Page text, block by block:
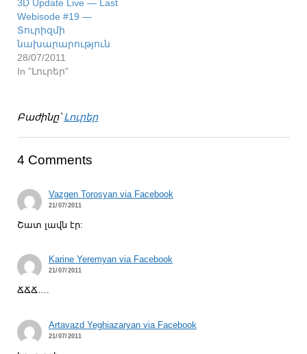
3D Update Live — Last
Webisode #19 —
Տուրիզմի
նախարարություն
28/07/2011
In "Լուրեր"
Բաժինը՝Լուրեր
4 Comments
Vazgen Torosyan via Facebook
21/07/2011
Շատ լավն էր:
Karine Yeremyan via Facebook
21/07/2011
ՃՃՃ….
Artavazd Yeghiazaryan via Facebook
21/07/2011